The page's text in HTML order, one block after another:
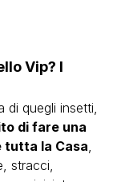
Vip? I
di quegli insetti,
di fare una
tutta la Casa,
stracci,